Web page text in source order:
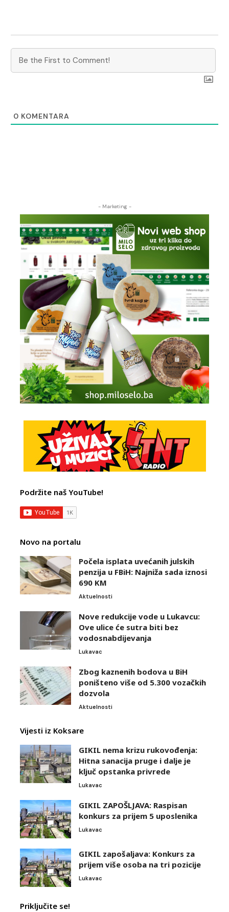
0 KOMENTARA
- Marketing -
Podržite naš YouTube!
Novo na portalu
Počela isplata uvećanih julskih
penzija u FBiH: Najniža sada iznosi
690 KM
Aktuelnosti
Nove redukcije vode u Lukavcu:
Ove ulice će sutra biti bez
vodosnabdijevanja
Lukavac
Zbog kaznenih bodova u BiH
poništeno više od 5.300 vozačkih
dozvola
Aktuelnosti
Vijesti iz Koksare
GIKIL nema krizu rukovođenja:
Hitna sanacija pruge i dalje je
ključ opstanka privrede
Lukavac
GIKIL ZAPOŠLJAVA: Raspisan
konkurs za prijem 5 uposlenika
Lukavac
GIKIL zapošaljava: Konkurs za
prijem više osoba na tri pozicije
Lukavac
Priključite se!